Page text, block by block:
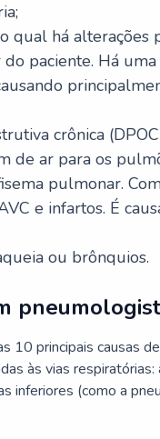
qual há alterações
paciente. Há
crônica
de ar para os
pulmonar.
e infartos. É
ou brônquios.
10 principais causas
às vias
inferiores (como a